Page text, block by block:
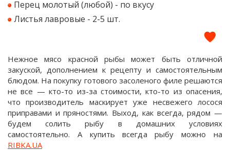
Перец молотый (любой) - по вкусу
Листья лавровые - 2-5 шт.
Нежное мясо красной рыбы может быть отличной
закуской, дополнением к рецепту и самостоятельным
блюдом. На покупку готового засоленого филе решаются
не все — кто-то из-за стоимости, кто-то из опасения,
что производитель маскирует уже несвежего лосося
приправами и пряностями. Выход, как всегда, рядом —
будем солить рыбу в домашних условиях
самостоятельно. А купить всегда рыбу можно на
RIBKA.UA